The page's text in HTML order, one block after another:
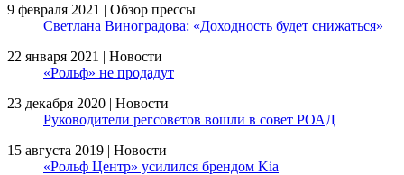
9 февраля 2021 | Обзор прессы
Светлана Виноградова: «Доходность будет снижаться»
22 января 2021 | Новости
«Рольф» не продадут
23 декабря 2020 | Новости
Руководители регсоветов вошли в совет РОАД
15 августа 2019 | Новости
«Рольф Центр» усилился брендом Kia